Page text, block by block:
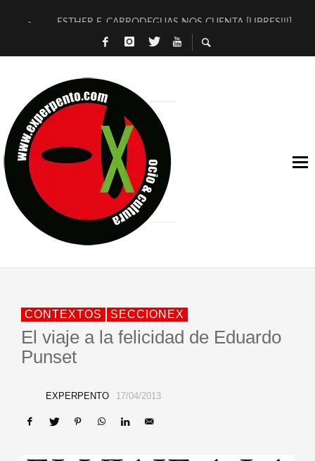
ESTHER F. CARRODEGUAS NOS CUENTA [LIBRES!!!]
[TERRA DE GUAPES] DE SANDRA MONFORT
TIMBRE 4, LA ESCUELA DEL DIRECTOR TEATRAL CLAUDIO
30 AÑOS (NO ES NADA) DE LA KATARSIS DEL TOMATAZO
MILITARES JUDÍAS EN #EXVITA
D’BALDOMEROS REINVENTAN [BITÁCORA 3.0] EN EXVITA
MARSHALL FLASH PRESENTA EN EXVITA [RELATIVA
JOFRE BARDAGÍ EN EXVITA INTERPRETANDO A SERRAT
CONTEXTOS SECCIONEX
El viaje a la felicidad de Eduardo
Punset
EXPERPENTO 17/04/2013